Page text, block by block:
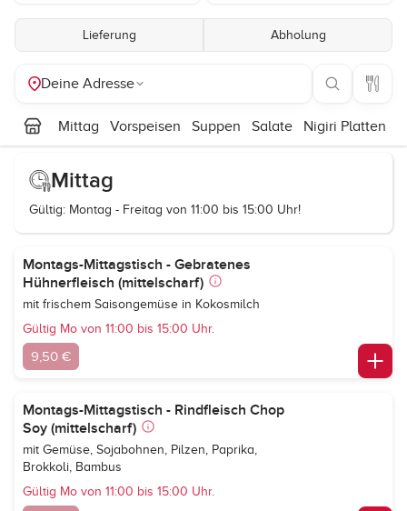
Lieferung Abholung
Deine Adresse
Mittag Vorspeisen Suppen Salate Nigiri Platten
Mittag
Gültig: Montag - Freitag von 11:00 bis 15:00 Uhr!
Montags-Mittagstisch - Gebratenes
Hühnerfleisch (mittelscharf)
mit frischem Saisongemüse in Kokosmilch
Gültig Mo von 11:00 bis 15:00 Uhr.
9,50 €
Montags-Mittagstisch - Rindfleisch Chop
Soy (mittelscharf)
mit Gemüse, Sojabohnen, Pilzen, Paprika,
Brokkoli, Bambus
Gültig Mo von 11:00 bis 15:00 Uhr.